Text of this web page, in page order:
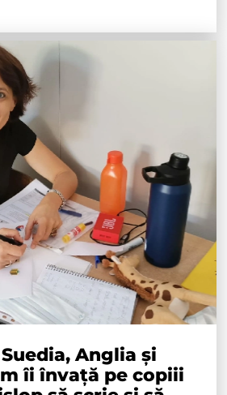
Anglia și
îi învață pe copiii